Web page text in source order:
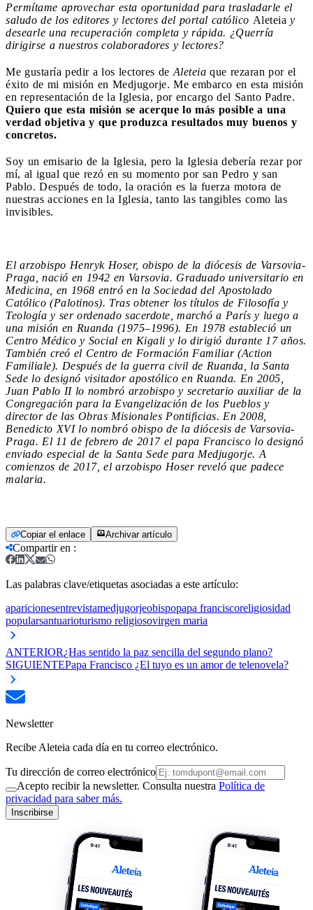
Permítame aprovechar esta oportunidad para trasladarle el
saludo de los editores y lectores del portal católico Aleteia y
desearle una recuperación completa y rápida. ¿Querría
dirigirse a nuestros colaboradores y lectores?
Me gustaría pedir a los lectores de Aleteia que rezaran por el
éxito de mi misión en Medjugorje. Me embarco en esta misión
en representación de la Iglesia, por encargo del Santo Padre.
Quiero que esta misión se acerque lo más posible a una
verdad objetiva y que produzca resultados muy buenos y
concretos.
Soy un emisario de la Iglesia, pero la Iglesia debería rezar por
mí, al igual que rezó en su momento por san Pedro y san
Pablo. Después de todo, la oración es la fuerza motora de
nuestras acciones en la Iglesia, tanto las tangibles como las
invisibles.
El arzobispo Henryk Hoser, obispo de la diócesis de Varsovia-
Praga, nació en 1942 en Varsovia. Graduado universitario en
Medicina, en 1968 entró en la Sociedad del Apostolado
Católico (Palotinos). Tras obtener los títulos de Filosofía y
Teología y ser ordenado sacerdote, marchó a París y luego a
una misión en Ruanda (1975–1996). En 1978 estableció un
Centro Médico y Social en Kigali y lo dirigió durante 17 años.
También creó el Centro de Formación Familiar (Action
Familiale). Después de la guerra civil de Ruanda, la Santa
Sede lo designó visitador apostólico en Ruanda. En 2005,
Juan Pablo II lo nombró arzobispo y secretario auxiliar de la
Congregación para la Evangelización de los Pueblos y
director de las Obras Misionales Pontificias. En 2008,
Benedicto XVI lo nombró obispo de la diócesis de Varsovia-
Praga. El 11 de febrero de 2017 el papa Francisco lo designó
enviado especial de la Santa Sede para Medjugorje. A
comienzos de 2017, el arzobispo Hoser reveló que padece
malaria.
Copiar el enlace Archivar artículo
Compartir en :
Las palabras clave/etiquetas asociadas a este artículo:
aparicionesentrevistamedjugorjeobispopapa franciscoreligiosidad
popularsantuarioturismo religiosovirgen maria
ANTERIOR¿Has sentido la paz sencilla del segundo plano?
SIGUIENTEPapa Francisco ¿El tuyo es un amor de telenovela?
Newsletter
Recibe Aleteia cada día en tu correo electrónico.
Tu dirección de correo electrónico
Acepto recibir la newsletter. Consulta nuestra Política de
privacidad para saber más.
Inscribirse